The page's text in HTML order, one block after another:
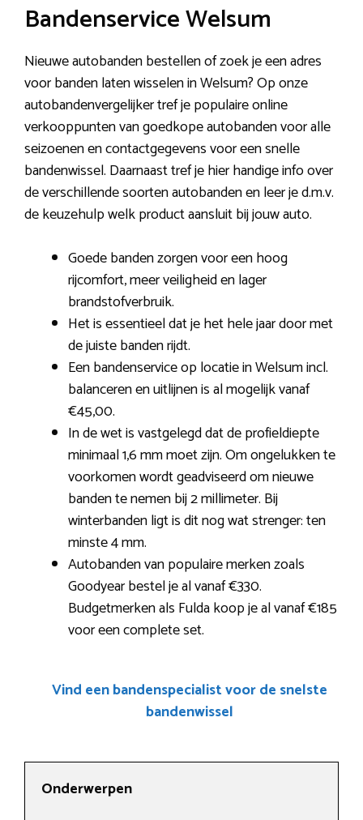
Bandenservice Welsum
Nieuwe autobanden bestellen of zoek je een adres
voor banden laten wisselen in Welsum? Op onze
autobandenvergelijker tref je populaire online
verkooppunten van goedkope autobanden voor alle
seizoenen en contactgegevens voor een snelle
bandenwissel. Daarnaast tref je hier handige info over
de verschillende soorten autobanden en leer je d.m.v.
de keuzehulp welk product aansluit bij jouw auto.
Goede banden zorgen voor een hoog
rijcomfort, meer veiligheid en lager
brandstofverbruik.
Het is essentieel dat je het hele jaar door met
de juiste banden rijdt.
Een bandenservice op locatie in Welsum incl.
balanceren en uitlijnen is al mogelijk vanaf
€45,00.
In de wet is vastgelegd dat de profieldiepte
minimaal 1,6 mm moet zijn. Om ongelukken te
voorkomen wordt geadviseerd om nieuwe
banden te nemen bij 2 millimeter. Bij
winterbanden ligt is dit nog wat strenger: ten
minste 4 mm.
Autobanden van populaire merken zoals
Goodyear bestel je al vanaf €330.
Budgetmerken als Fulda koop je al vanaf €185
voor een complete set.
Vind een bandenspecialist voor de snelste
bandenwissel
Onderwerpen